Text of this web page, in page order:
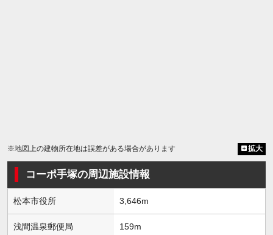
※地図上の建物所在地は誤差がある場合があります 拡大
コーポ手塚の周辺施設情報
松本市役所 3,646m
浅間温泉郵便局 159m